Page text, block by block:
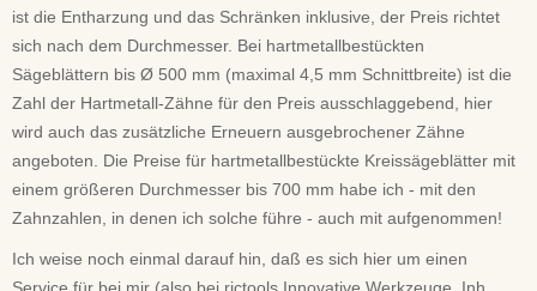
ist die Entharzung und das Schränken inklusive, der Preis richtet
sich nach dem Durchmesser. Bei hartmetallbestückten
Sägeblättern bis Ø 500 mm (maximal 4,5 mm Schnittbreite) ist die
Zahl der Hartmetall-Zähne für den Preis ausschlaggebend, hier
wird auch das zusätzliche Erneuern ausgebrochener Zähne
angeboten. Die Preise für hartmetallbestückte Kreissägeblätter mit
einem größeren Durchmesser bis 700 mm habe ich - mit den
Zahnzahlen, in denen ich solche führe - auch mit aufgenommen!
Ich weise noch einmal darauf hin, daß es sich hier um einen